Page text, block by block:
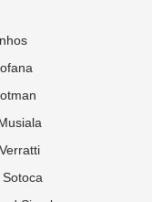
Rio Mavuba
Akliouche et
!